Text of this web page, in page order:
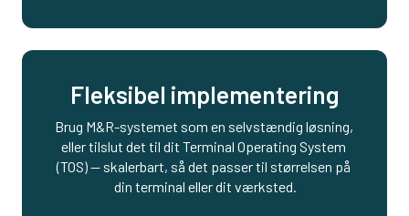
Fleksibel implementering
Brug M&R-systemet som en selvstændig løsning,
eller tilslut det til dit Terminal Operating System
(TOS) — skalerbart, så det passer til størrelsen på
din terminal eller dit værksted.